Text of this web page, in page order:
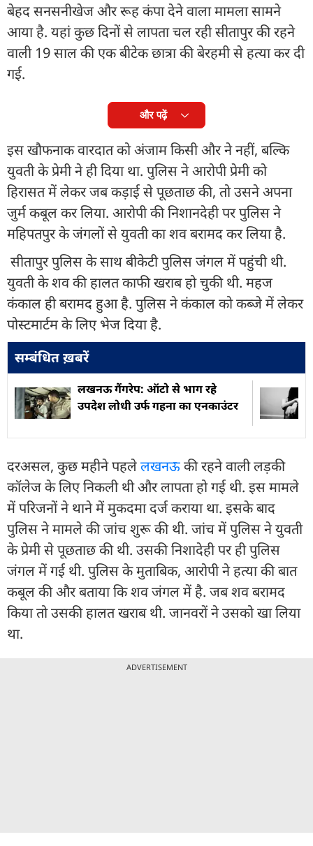
बेहद सनसनीखेज और रूह कंपा देने वाला मामला सामने
आया है. यहां कुछ दिनों से लापता चल रही सीतापुर की रहने
वाली 19 साल की एक बीटेक छात्रा की बेरहमी से हत्या कर दी
गई.
और पढ़ें
इस खौफनाक वारदात को अंजाम किसी और ने नहीं, बल्कि
युवती के प्रेमी ने ही दिया था. पुलिस ने आरोपी प्रेमी को
हिरासत में लेकर जब कड़ाई से पूछताछ की, तो उसने अपना
जुर्म कबूल कर लिया. आरोपी की निशानदेही पर पुलिस ने
महिपतपुर के जंगलों से युवती का शव बरामद कर लिया है.
सीतापुर पुलिस के साथ बीकेटी पुलिस जंगल में पहुंची थी.
युवती के शव की हालत काफी खराब हो चुकी थी. महज
कंकाल ही बरामद हुआ है. पुलिस ने कंकाल को कब्जे में लेकर
पोस्टमार्टम के लिए भेज दिया है.
सम्बंधित ख़बरें
लखनऊ गैंगरेप: ऑटो से भाग रहे
उपदेश लोधी उर्फ गहना का एनकाउंटर
दरअसल, कुछ महीने पहलेलखनऊकी रहने वाली लड़की
कॉलेज के लिए निकली थी और लापता हो गई थी. इस मामले
में परिजनों ने थाने में मुकदमा दर्ज कराया था. इसके बाद
पुलिस ने मामले की जांच शुरू की थी. जांच में पुलिस ने युवती
के प्रेमी से पूछताछ की थी. उसकी निशादेही पर ही पुलिस
जंगल में गई थी. पुलिस के मुताबिक, आरोपी ने हत्या की बात
कबूल की और बताया कि शव जंगल में है. जब शव बरामद
किया तो उसकी हालत खराब थी. जानवरों ने उसको खा लिया
था.
ADVERTISEMENT